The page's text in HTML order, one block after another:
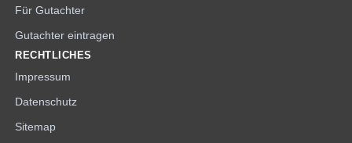
Für Gutachter
Gutachter eintragen
RECHTLICHES
Impressum
Datenschutz
Sitemap